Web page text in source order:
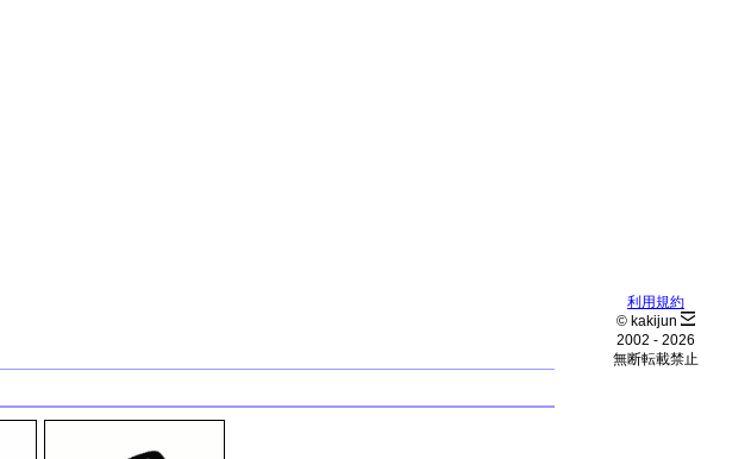
利用規約
© kakijun
2002 - 2026
無断転載禁止